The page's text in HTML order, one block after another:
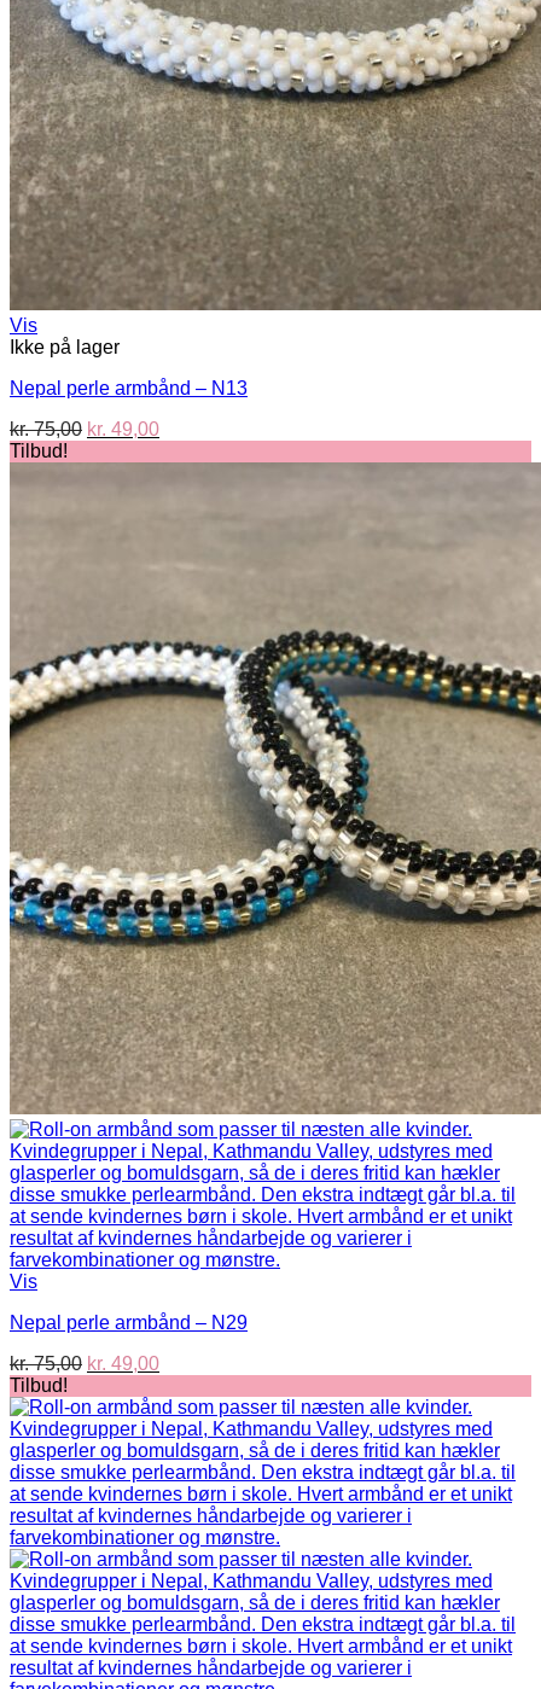
Vis
Ikke på lager
Nepal perle armbånd – N13
kr.75,00 Den
kr. 49,00Den
Tilbud!
Vis
Nepal perle armbånd – N29
kr.75,00 Den
pris
var:
kr. 75,00.
kr. 49,00Den
pris
er:
kr. 49,00.
Tilbud!